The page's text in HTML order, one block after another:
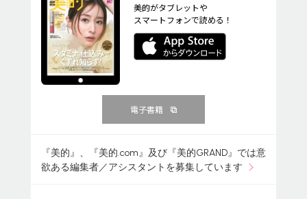
美的がタブレットや
スマートフォンで読める！
電子書籍
『美的』、『美的.com』及び『美的GRAND』では意
欲ある編集者／アシスタントを募集しています